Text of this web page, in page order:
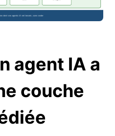
agent IA a
couche